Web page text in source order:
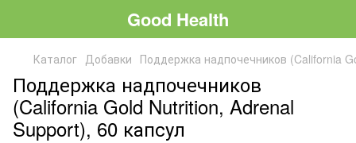
Good Health
Каталог Добавки Поддержка надпочечников (California
Поддержка надпочечников
(California Gold Nutrition, Adrenal
Support), 60 капсул